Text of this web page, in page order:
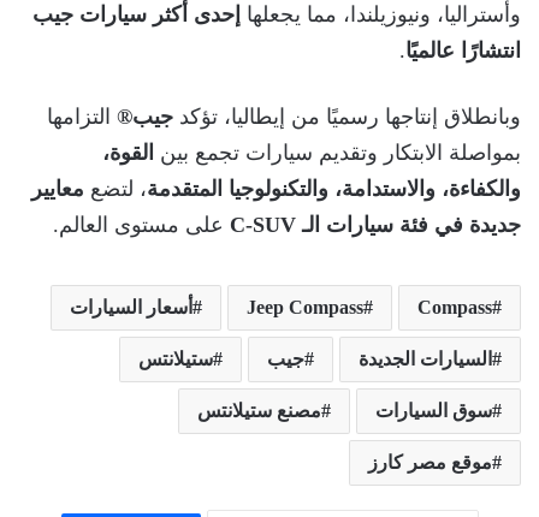
وأستراليا، ونيوزيلندا، مما يجعلها إحدى أكثر سيارات جيب
انتشارًا عالميًا.
وبانطلاق إنتاجها رسميًا من إيطاليا، تؤكد جيب®️ التزامها
بمواصلة الابتكار وتقديم سيارات تجمع بين القوة،
والكفاءة، والاستدامة، والتكنولوجيا المتقدمة، لتضع معايير
جديدة في فئة سيارات الـ C-SUV
على مستوى العالم.
Compass
Jeep Compass أسعار السيارات
السيارات الجديدة جيب ستيلانتس
سوق السيارات مصنع ستيلانتس
موقع مصر كارز